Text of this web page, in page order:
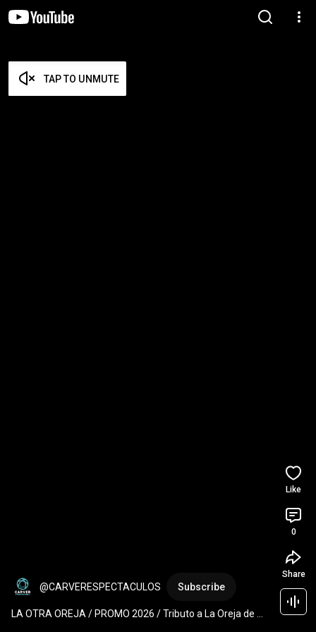
TAP TO UNMUTE
@CARVERESPECTACULOS Subscribe
LA OTRA OREJA / PROMO 2026 / Tributo a La Oreja de
Like
0
Share